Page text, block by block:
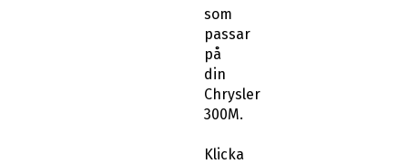
som
passar
på
din
Chrysler
300M.
Klicka